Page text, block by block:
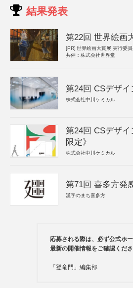
結果発表
第22回 世界絵画
[PR] 世界絵画大賞展 実行委
共催：株式会社世界堂
第24回 CSデザ
株式会社中川ケミカル
第24回 CSデザ
限定》
株式会社中川ケミカル
第71回 喜多方発
漢字のまち喜多方
応募される際は、必ず公式ホ
最新の開催情報をご確認くださ
「登竜門」編集部